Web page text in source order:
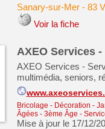
Sanary-sur-Mer- 83
Voir la fiche
AXEO Services
AXEO Services -
multimédia, seniors,
Bricolage - Décoration -
Âgées - 3ème Âge -
Mise à jour le 17/12/